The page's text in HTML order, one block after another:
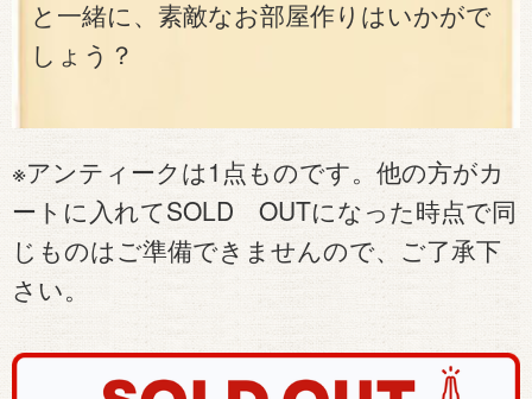
と一緒に、素敵なお部屋作りはいかがで
しょう？
※アンティークは1点ものです。他の方がカ
ートに入れてSOLD OUTになった時点で同
じものはご準備できませんので、ご了承下
さい。